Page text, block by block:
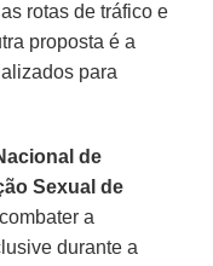
rotas de tráfico e
proposta é a
para
de
Sexual de
a
durante a